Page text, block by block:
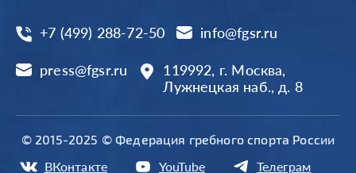
+7 (499) 288-72-50 info@fgsr.ru
press@fgsr.ru
119992, г. Москва,
Лужнецкая наб., д. 8
© 2015-2025 © Федерация гребного спорта России
ВКонтакте
YouTube Телеграм